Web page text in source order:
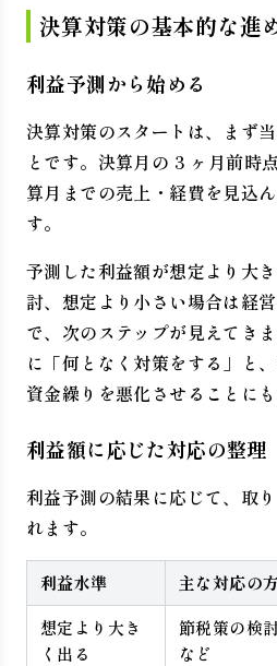
決算対策の基本的な進
利益予測から始める
決算対策のスタートは、まず
とです。決算月の 3 ヶ月前時
算月までの売上・経費を見込
す。
予測した利益額が想定より大
討、想定より小さい場合は経
で、次のステップが見えてき
に「何となく対策をする」と
資金繰りを悪化させることに
利益額に応じた対応の整理
利益予測の結果に応じて、取
れます。
利益水準
主な対応の
想定より大き
く出る
節税策の検
など